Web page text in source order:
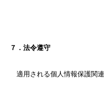
７．法令遵守
適用される個人情報保護関